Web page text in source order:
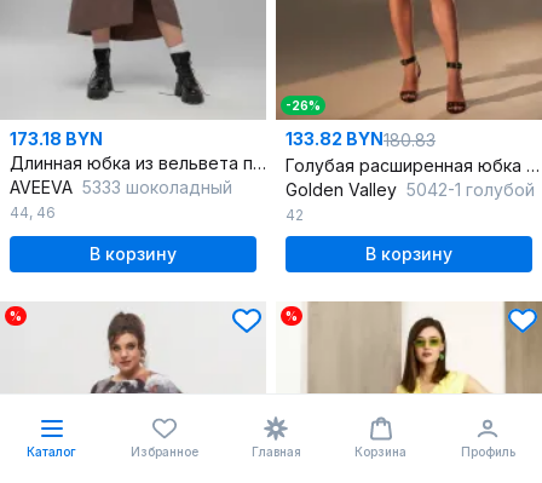
173.18 BYN
Длинная юбка из вельвета по среднему шву 90 см с кнопками
AVEEVA 5333 шоколадный
44, 46
В корзину
-26%
133.82 BYN180.83
Голубая расширенная юбка с карманами и складками
Golden Valley 5042-1 голубой
42
В корзину
% %
Каталог Избранное Главная Корзина Профиль